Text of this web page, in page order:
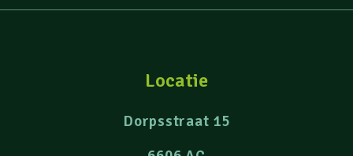
Locatie
Dorpsstraat 15